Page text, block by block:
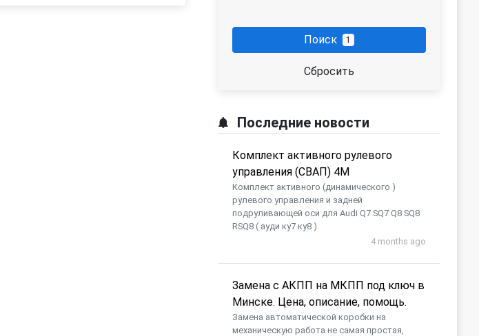
Поиск 1
Сбросить
Последние новости
Комплект активного рулевого
управления (СВАП) 4M
Комплект активного (динамического )
рулевого управления и задней
подруливающей оси для Audi Q7 SQ7 Q8 SQ8
RSQ8 ( ауди ку7 ку8 )
4 months ago
Замена с АКПП на МКПП под ключ в
Минске. Цена, описание, помощь.
Замена автоматической коробки на
механическую работа не самая простая,